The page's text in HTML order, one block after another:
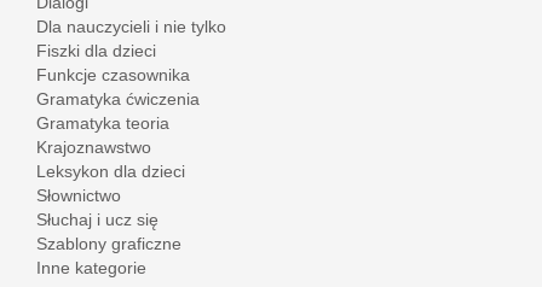
Dla nauczycieli i nie tylko
Fiszki dla dzieci
Funkcje czasownika
Gramatyka ćwiczenia
Gramatyka teoria
Krajoznawstwo
Leksykon dla dzieci
Słownictwo
Słuchaj i ucz się
Szablony graficzne
Inne kategorie